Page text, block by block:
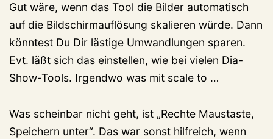
Gut wäre, wenn das Tool die Bilder automatisch
auf die Bildschirmauflösung skalieren würde. Dann
könntest Du Dir lästige Umwandlungen sparen.
Evt. läßt sich das einstellen, wie bei vielen Dia-
Show-Tools. Irgendwo was mit scale to …
Was scheinbar nicht geht, ist „Rechte Maustaste,
Speichern unter“. Das war sonst hilfreich, wenn